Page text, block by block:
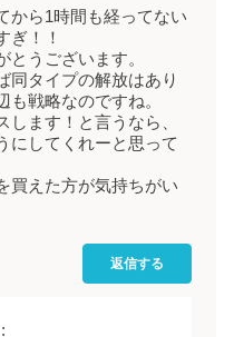
から1時間も経ってない
ぎ！！
とうございます。
同タイプの解放はあり
戦略なのですね。
します！と言うなら、
にしてくれーと思って
買えた方が気持ちがい
返信する